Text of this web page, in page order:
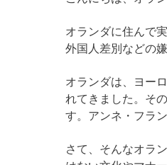
オランダに住んで
外国人差別などの
オランダは、ヨー
れてきました。そ
す。アンネ・フラ
さて、そんなオラ